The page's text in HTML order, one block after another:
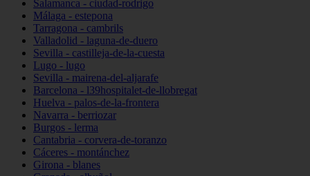
Salamanca - ciudad-rodrigo
Málaga - estepona
Tarragona - cambrils
Valladolid - laguna-de-duero
Sevilla - castilleja-de-la-cuesta
Lugo - lugo
Sevilla - mairena-del-aljarafe
Barcelona - l39hospitalet-de-llobregat
Huelva - palos-de-la-frontera
Navarra - berriozar
Burgos - lerma
Cantabria - corvera-de-toranzo
Cáceres - montánchez
Girona - blanes